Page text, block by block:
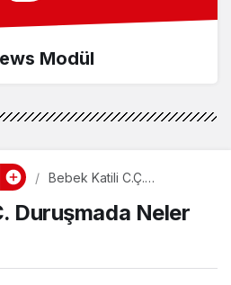
Modül
Bebek Katili C.Ç.
Duruşmada Neler